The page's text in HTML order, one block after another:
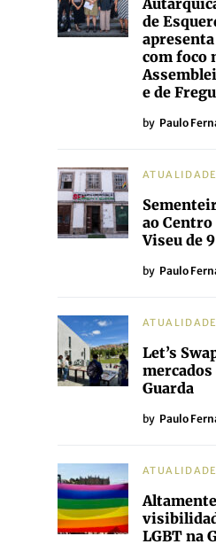
de
com foco
e de
by Paulo
ATUALIDADE
ao
Viseu de
by Paulo
ATUALIDADE
Let’s
Guarda
by Paulo
ATUALIDADE
LGBT na